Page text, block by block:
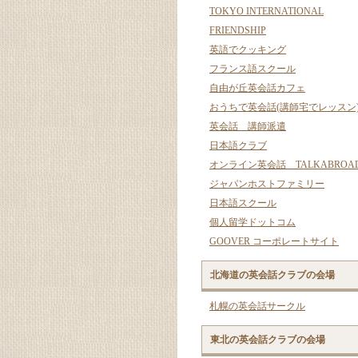
TOKYO INTERNATIONAL
FRIENDSHIP
英語でクッキング
フランス語スクール
自由が丘英会話カフェ
おうちで英会話(講師宅でレッスン
英会話 講師派遣
日本語クラブ
オンライン英会話
ジャパンホストファミリー
日本語スクール
個人留学ドットコム
GOOVER コーポレートサイト
北海道の英会話クラブの会場
札幌の英会話サークル
東北の英会話クラブの会場